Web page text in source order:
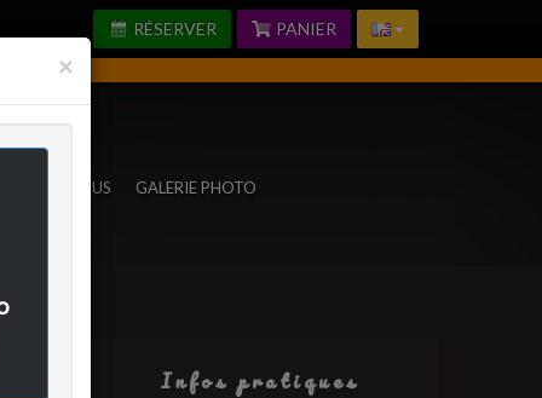
PANIER
RÉSERVER
NOUS GALERIE PHOTO
Infos pratiques
×Fermer